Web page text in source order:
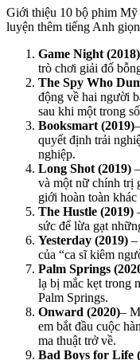
Giới thiệu 10 bộ phim Mỹ
luyện thêm tiếng Anh
Game Night (2018)
trò chơi giải đố
The Spy Who
động về hai người
sau khi một trong
Booksmart (2019)
quyết định trải
nghiệp.
Long Shot (2019)
và một nữ chính trị
giới hoàn toàn khác
The Hustle (2019)
sức để lừa gạt
Yesterday (2019) –
của “ca sĩ kiêm
Palm Springs
lạ bị mắc kẹt trong
Palm Springs.
Onward (2020)–
em bắt đầu cuộc
ma thuật trở về.
Bad Boys for Life